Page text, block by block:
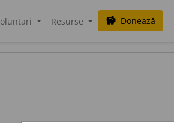
Resurse savings Donează